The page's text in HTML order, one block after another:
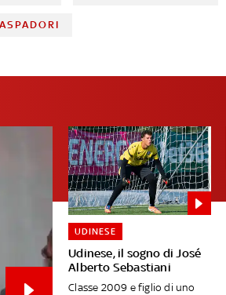
Udinese, il sogno di José
Alberto Sebastiani
UDINESE
Classe 2009 e figlio di uno